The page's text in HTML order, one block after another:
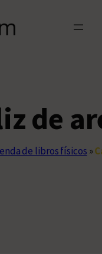
de
de libros físicos »